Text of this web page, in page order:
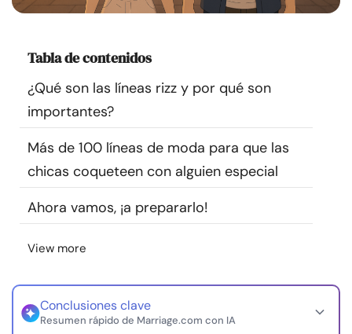
Idioma
Sobre nosotros Contáctanos Escríbenos
Publicidad con
nosotros
© Copyright 2026. Todos los derechos reservados.
Tabla de contenidos
¿Qué son las líneas rizz y por qué son
importantes?
Más de 100 líneas de moda para que las
chicas coqueteen con alguien especial
Ahora vamos, ¡a prepararlo!
View more
Conclusiones clave
Resumen rápido de Marriage.com con IA